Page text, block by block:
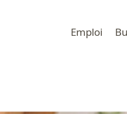
Emploi